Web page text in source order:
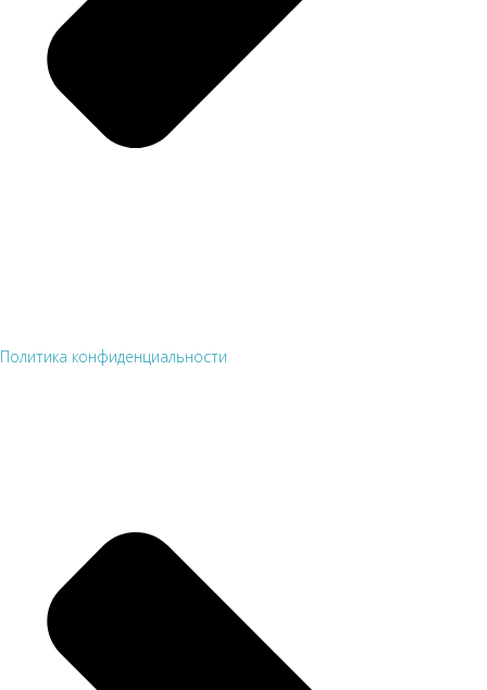
Политика конфиденциальности